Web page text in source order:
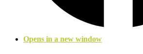
Opens in a new window